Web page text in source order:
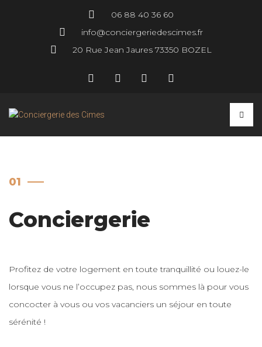
06 88 40 36 60
info@conciergeriedescimes.fr
20 Rue Jean Jaures 73350 BOZEL
01
Conciergerie
Profitez de votre logement en toute tranquillité ou louez-le
lorsque vous ne l’occupez pas, nous sommes là pour vous
concocter à vous ou vos vacanciers un séjour en toute
sérénité !